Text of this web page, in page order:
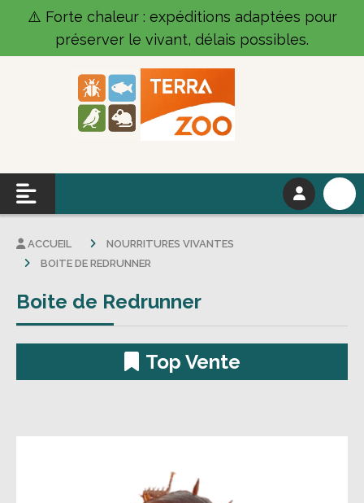
⚠️ Forte chaleur : expéditions adaptées pour
préserver le vivant, délais possibles.
ACCUEIL
NOURRITURES VIVANTES
BOITE DE REDRUNNER
Boite de Redrunner
Top Vente